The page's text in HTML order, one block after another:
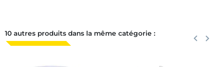
10 autres produits dans la même catégorie : keyboard_arrow_left keyboard_arrow_right